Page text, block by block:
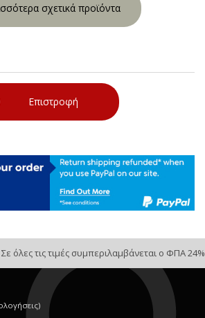
σχετικά προϊόντα
Επιστροφή
Σε όλες τις τιμές συμπεριλαμβάνεται ο ΦΠΑ 24%